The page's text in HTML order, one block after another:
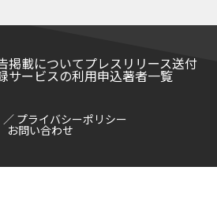
掲載についてプレスリリース送付
サービスの利用申込著者一覧
プライバシーポリシー
お問い合わせ